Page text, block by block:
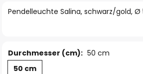
Pendelleuchte Salina, schwarz/gold,
Durchmesser (cm): 50 cm
50 cm